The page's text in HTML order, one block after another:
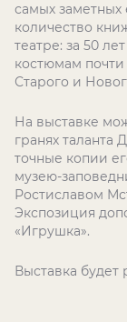
самых заметных
количество
театре: за 50
костюмам почти
Старого и
На выставке
гранях таланта
точные копии
музею-
Ростиславом
Экспозиция
«Игрушка».
Выставка будет